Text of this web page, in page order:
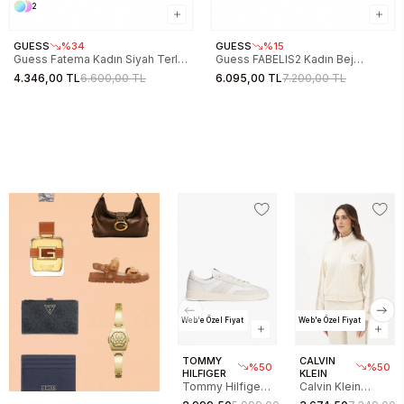
2
GUESS %34
Guess Fatema Kadın Siyah Terlik
FL6FATFAL03-BLKPL
4.346,00 TL6.600,00 TL
GUESS %15
Guess FABELIS2 Kadın Bej
Sandalet FL6FB2FAL03-BEIBR
6.095,00 TL7.200,00 TL
Web'e Özel Fiyat
TOMMY
HILFIGER
%50
Tommy Hilfiger
The Greenwich
Web'e Özel Fiyat
CALVIN
KLEIN
%50
Calvin Klein
Uzun Kollu